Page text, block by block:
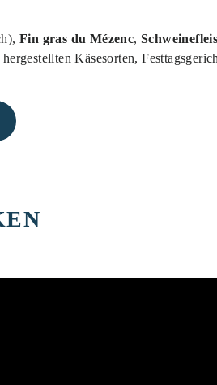
Fin gras du Mézenc,
Käsesorten,